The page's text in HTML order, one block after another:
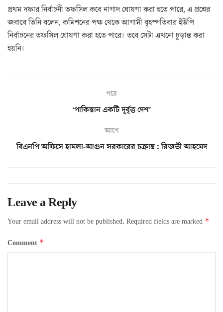
প্রথম দফার নির্বাচনী তফসিল কবে নাগাদ ঘোষণা করা হতে পারে, এ প্রশ্নের
জবাবে তিনি বলেন, কমিশনের পক্ষ থেকে আগামী বৃহস্পতিবার ইউপি
নির্বাচনের তফসিল ঘোষণা করা হতে পারে। তবে সেটা এখনো চূড়ান্ত করা
হয়নি।
পরে
‘পাকিস্তান একটি দুর্বৃত্ত দেশ’
আগে
বিএনপি অফিসে হামলা-আগুন সরকারের চক্রান্ত : রিজভী আহমেদ
Leave a Reply
Your email address will not be published. Required fields are marked *
Comment *